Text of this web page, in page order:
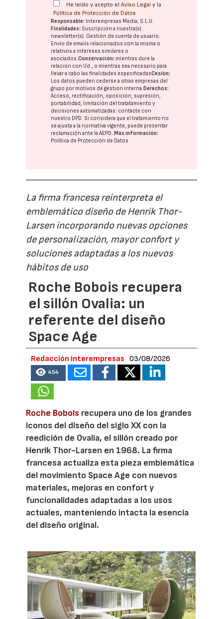
He leído y acepto elAviso Legal y la
Política de Protección de Datos
Responsable: Interempresas Media, S.L.U.
Finalidades: Suscripción a nuestra(s)
newsletter(s). Gestión de cuenta de usuario.
Envío de emails relacionados con la misma o
relativos a intereses similares o
asociados.Conservación: mientras dure la
relación con Ud., o mientras sea necesario para
llevar a cabo las finalidades especificadasCesión:
Los datos pueden cederse a otras empresas del
grupo por motivos de gestión interna.Derechos:
Acceso, rectificación, oposición, supresión,
portabilidad, limitación del tratatamiento y
decisiones automatizadas: contacte con
nuestro DPD. Si considera que el tratamiento no
se ajusta a la normativa vigente, puede presentar
reclamación ante laAEPD.Más información:
Política de Protección de Datos
La firma francesa reinterpreta el
emblemático diseño de Henrik Thor-
Larsen incorporando nuevas opciones
de personalización, mayor confort y
soluciones adaptadas a los nuevos
hábitos de uso
Roche Bobois recupera
el sillón Ovalia: un
referente del diseño
Space Age
Redacción Interempresas 03/08/2026
454
Roche Bobois recupera uno de los grandes
iconos del diseño del siglo XX con la
reedición de Ovalia, el sillón creado por
Henrik Thor-Larsen en 1968. La firma
francesa actualiza esta pieza emblemática
del movimiento Space Age con nuevos
materiales, mejoras en confort y
funcionalidades adaptadas a los usos
actuales, manteniendo intacta la esencia
del diseño original.